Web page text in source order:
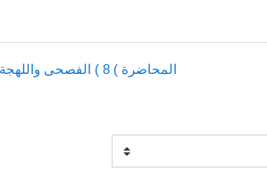
المحاضرة ) 8 ) الفصحى واللهجة: تطبيقات في التطور الدلالي ◀︎